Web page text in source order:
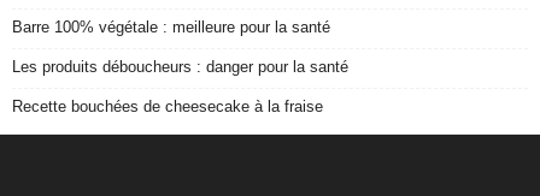
Barre 100% végétale : meilleure pour la santé
Les produits déboucheurs : danger pour la santé
Recette bouchées de cheesecake à la fraise